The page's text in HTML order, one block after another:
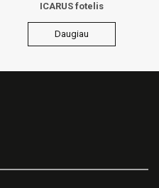
ICARUS fotelis
Daugiau